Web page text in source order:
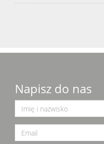
Napisz do nas